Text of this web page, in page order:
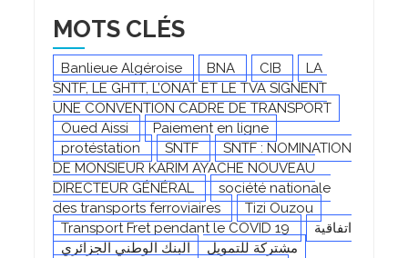
MOTS CLÉS
Banlieue Algéroise BNA CIB
LA
SNTF, LE GHTT, L’ONAT ET LE TVA SIGNENT
UNE CONVENTION CADRE DE TRANSPORT
Oued Aissi
Paiement en ligne
protéstation
SNTF
SNTF : NOMINATION
DE MONSIEUR KARIM AYACHE NOUVEAU
DIRECTEUR GÉNÉRAL
société nationale
des transports ferroviaires
Tizi Ouzou
Transport Fret pendant le COVID 19
اتفاقية
مشتركة للتمويل
البنك الوطني الجزائري